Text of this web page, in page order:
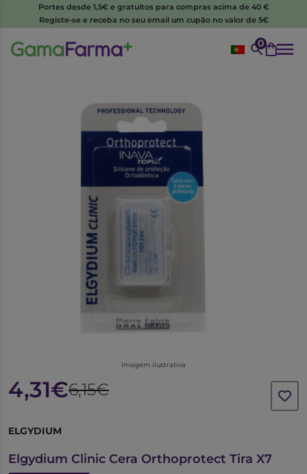
Portes desde 1,5€ e gratuitos para compras acima de 40 €
Registe-se e receba no seu email um cupão no valor de 5€
0
Imagem ilustrativa
4,31€6,15€
ELGYDIUM
Elgydium Clinic Cera Orthoprotect Tira X7